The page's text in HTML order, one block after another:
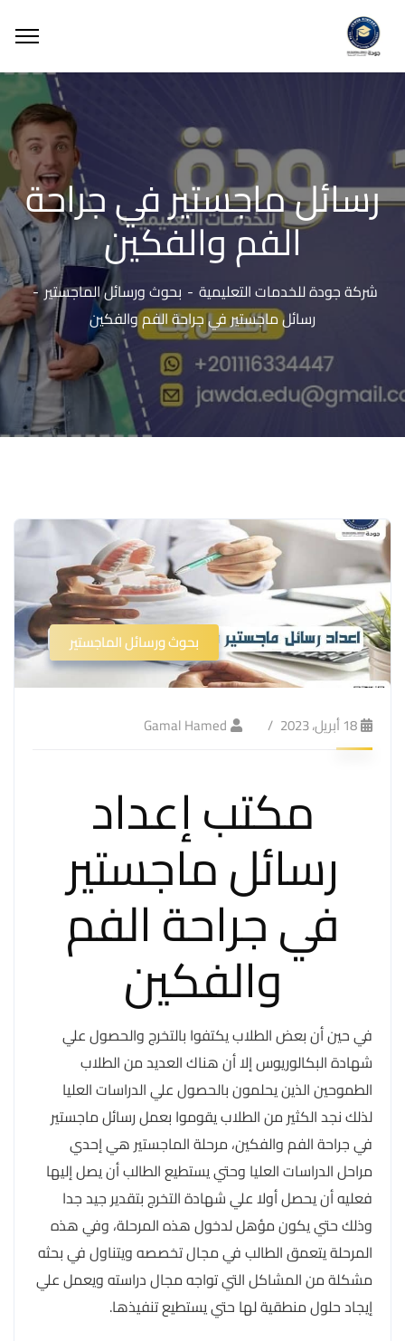
رسائل ماجستير في جراحة
الفم والفكين
شركة جودة للخدمات التعليمية
بحوث ورسائل الماجستير
رسائل ماجستير في جراحة الفم والفكين
بحوث ورسائل الماجستير
18 أبريل، 2023 Gamal Hamed
مكتب إعداد
رسائل ماجستير
في جراحة الفم
والفكين
في حين أن بعض الطلاب يكتفوا بالتخرج والحصول علي
شهادة البكالوريوس إلا أن هناك العديد من الطلاب
الطموحين الذين يحلمون بالحصول علي الدراسات العليا
لذلك نجد الكثير من الطلاب يقوموا بعمل رسائل ماجستير
في جراحة الفم والفكين، مرحلة الماجستير هي إحدي
مراحل الدراسات العليا وحتي يستطيع الطالب أن يصل إليها
فعليه أن يحصل أولا علي شهادة التخرج بتقدير جيد جدا
وذلك حتي يكون مؤهل لدخول هذه المرحلة، وفي هذه
المرحلة يتعمق الطالب في مجال تخصصه ويتناول في بحثه
مشكلة من المشاكل التي تواجه مجال دراسته ويعمل علي
إيجاد حلول منطقية لها حتي يستطيع تنفيذها.